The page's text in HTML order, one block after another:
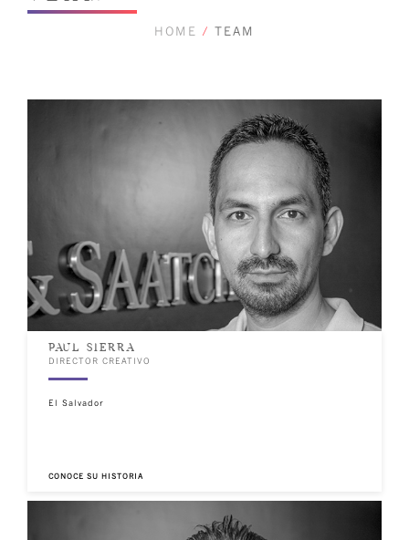
HOME / TEAM
PAUL SIERRA
DIRECTOR CREATIVO
El Salvador
CONOCE SU HISTORIA